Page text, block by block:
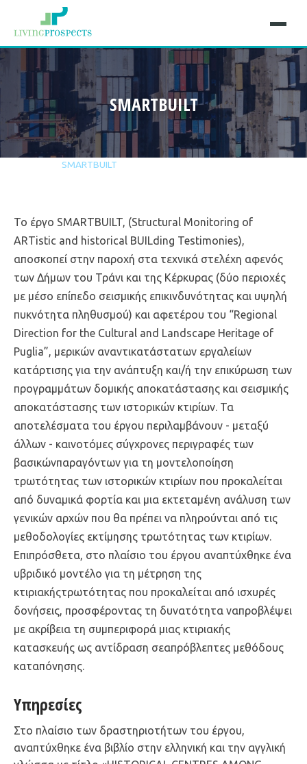
SMARTBUILT
SMARTBUILT
Το έργο SMARTBUILT, (Structural Monitoring of
ARTistic and historical BUILding Testimonies),
αποσκοπεί στην παροχή στα τεχνικά στελέχη αφενός
των Δήμων του Τράνι και της Κέρκυρας (δύο περιοχές
με μέσο επίπεδο σεισμικής επικινδυνότητας και υψηλή
πυκνότητα πληθυσμού) και αφετέρου του “Regional
Direction for the Cultural and Landscape Heritage of
Puglia”, μερικών αναντικατάστατων εργαλείων
κατάρτισης για την ανάπτυξη και/ή την επικύρωση των
προγραμμάτων δομικής αποκατάστασης και σεισμικής
αποκατάστασης των ιστορικών κτιρίων. Τα
αποτελέσματα του έργου περιλαμβάνουν - μεταξύ
άλλων - καινοτόμες σύγχρονες περιγραφές των
βασικώνπαραγόντων για τη μοντελοποίηση
τρωτότητας των ιστορικών κτιρίων που προκαλείται
από δυναμικά φορτία και μια εκτεταμένη ανάλυση των
γενικών αρχών που θα πρέπει να πληρούνται από τις
μεθοδολογίες εκτίμησης τρωτότητας των κτιρίων.
Επιπρόσθετα, στο πλαίσιο του έργου αναπτύχθηκε ένα
υβριδικό μοντέλο για τη μέτρηση της
κτιριακήςτρωτότητας που προκαλείται από ισχυρές
δονήσεις, προσφέροντας τη δυνατότητα ναπροβλέψει
με ακρίβεια τη συμπεριφορά μιας κτιριακής
κατασκευής ως αντίδραση σεαπρόβλεπτες μεθόδους
καταπόνησης.
Υπηρεσίες
Στο πλαίσιο των δραστηριοτήτων του έργου,
αναπτύχθηκε ένα βιβλίο στην ελληνική και την αγγλική